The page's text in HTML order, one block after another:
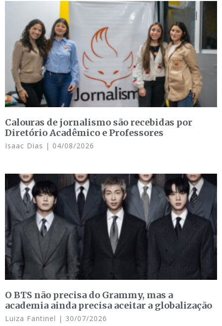
Calouras de jornalismo são recebidas por
Diretório Acadêmico e Professores
Isaac Dias 04/08/2026
O BTS não precisa do Grammy, mas a
academia ainda precisa aceitar a globalização
Luiza Fantinel 30/07/2026